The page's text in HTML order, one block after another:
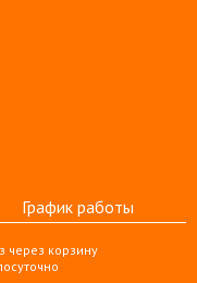
График работы
через корзину